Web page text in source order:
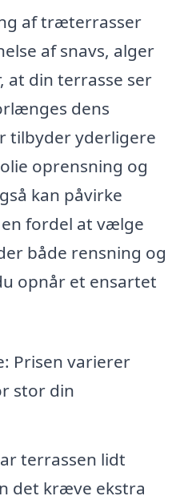
af træterrasser
af snavs, alger
at din terrasse ser
dens
tilbyder yderligere
oprensning og
kan påvirke
fordel at vælge
både rensning og
opnår et ensartet
Prisen varierer
stor din
terrassen lidt
det kræve ekstra